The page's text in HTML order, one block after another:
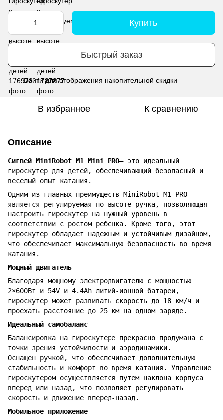
Купить
Быстрый заказ
% Войтидля отображения накопительной скидки
В избранное К сравнению
Описание
Сигвей MiniRobot M1 Mini PRO–это идеальный
гироскутер для детей, обеспечивающий безопасный и
веселый опыт катания.
Одним из главных преимуществ MiniRobot M1 PRO
является регулируемая по высоте ручка, позволяющая
настроить гироскутер на нужный уровень в
соответствии с ростом ребенка. Кроме того, этот
гироскутер обладает надежным и устойчивым дизайном,
что обеспечивает максимальную безопасность во время
катания.
Мощный двигатель
Благодаря мощному электродвигателю с мощностью
2×600Вт и 54V и 4.4Ah литий-ионной батареи,
гироскутер может развивать скорость до 18 км/ч и
проехать расстояние до 25 км на одном заряде.
Идеальный самобаланс
Балансировка на гироскутере прекрасно продумана с
точки зрения устойчивости и аэродинамики.
Оснащен ручкой, что обеспечивает дополнительную
стабильность и комфорт во время катания. Управление
гироскутером осуществляется путем наклона корпуса
вперед или назад, что позволяет регулировать
скорость и движение вперед-назад.
Мобильное приложение